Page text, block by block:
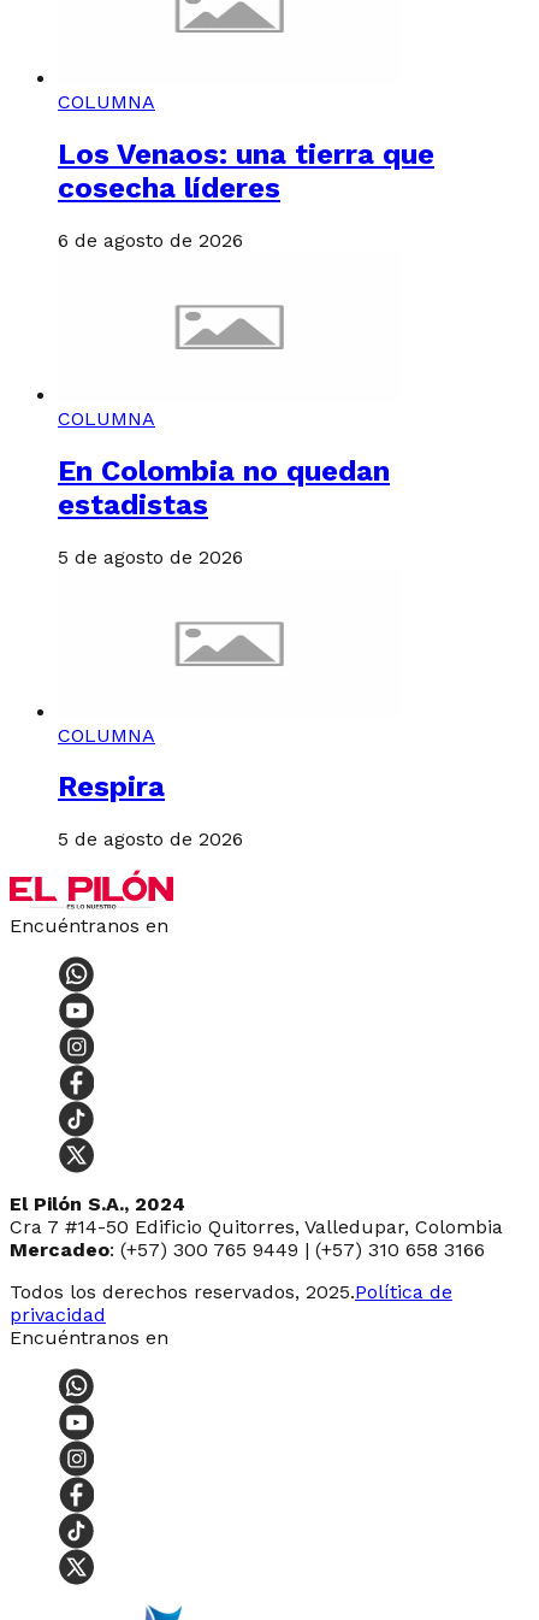
COLUMNA
Los Venaos: una tierra que
cosecha líderes
6 de agosto de 2026
COLUMNA
En Colombia no quedan
estadistas
5 de agosto de 2026
COLUMNA
Respira
5 de agosto de 2026
Encuéntranos en
El Pilón S.A., 2024
Cra 7 #14-50 Edificio Quitorres, Valledupar, Colombia
Mercadeo: (+57) 300 765 9449 | (+57) 310 658 3166
Todos los derechos reservados, 2025.Política de
privacidad
Encuéntranos en